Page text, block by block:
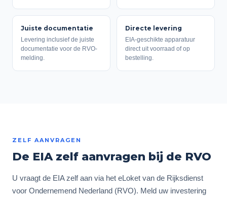
Juiste documentatie
Levering inclusief de juiste
documentatie voor de RVO-
melding.
Directe levering
EIA-geschikte apparatuur
direct uit voorraad of op
bestelling.
ZELF AANVRAGEN
De EIA zelf aanvragen bij de RVO
U vraagt de EIA zelf aan via het eLoket van de Rijksdienst
voor Ondernemend Nederland (RVO). Meld uw investering